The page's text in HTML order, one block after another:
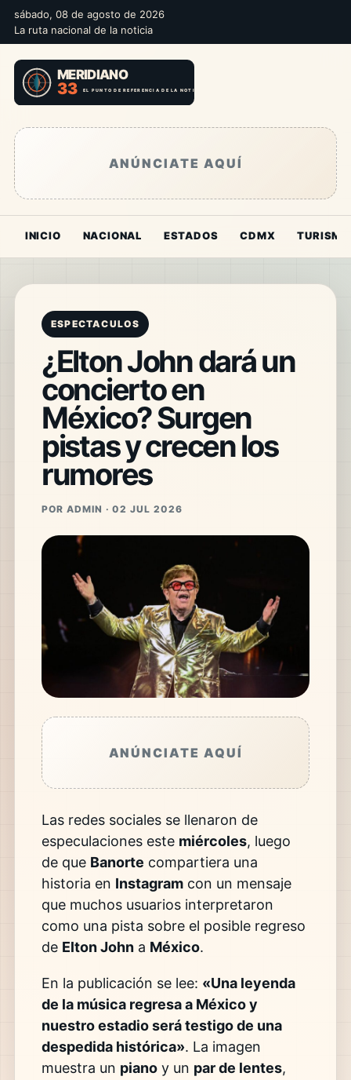
sábado, 08 de agosto de 2026
La ruta nacional de la noticia
ANÚNCIATE AQUÍ
INICIO NACIONAL ESTADOS CDMX TURISMO
ESPECTACULOS
¿Elton John dará un
concierto en
México? Surgen
pistas y crecen los
rumores
POR ADMIN · 02 JUL 2026
ANÚNCIATE AQUÍ
Las redes sociales se llenaron de
especulaciones este miércoles, luego
de que Banorte compartiera una
historia en Instagramcon un mensaje
que muchos usuarios interpretaron
como una pista sobre el posible regreso
de Elton Johna México.
En la publicación se lee: «Una leyenda
de la música regresa a México y
nuestro estadio será testigo de una
despedida histórica». La imagen
muestra un pianoy un par de lentes,